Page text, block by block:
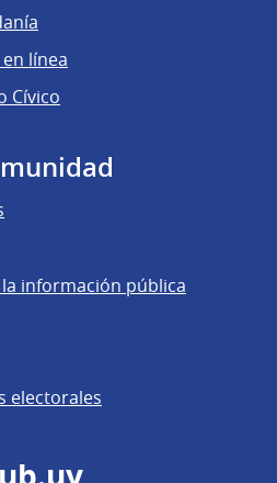
línea
Cívico
información pública
electorales